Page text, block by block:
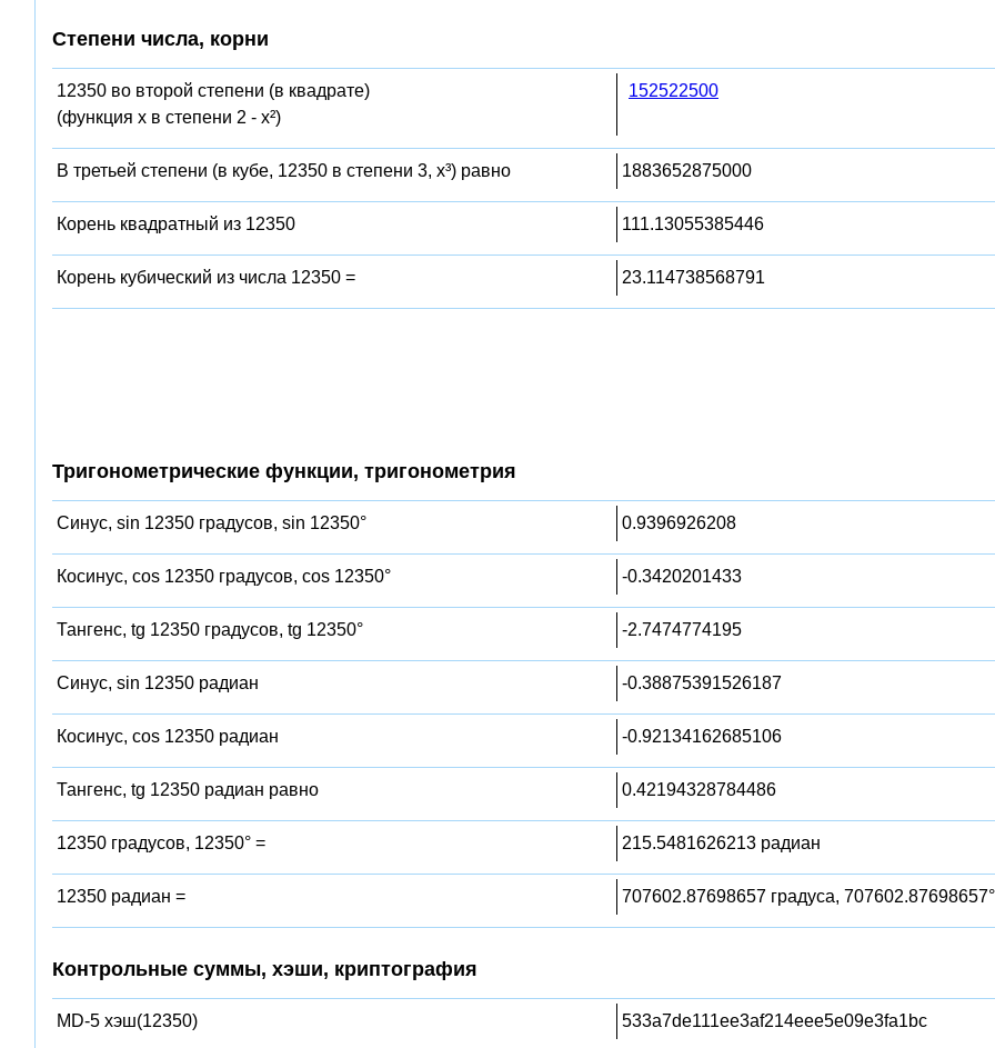
Степени числа, корни
12350 во второй степени (в квадрате)
(функция x в степени 2 - x²)
152522500
В третьей степени (в кубе, 12350 в степени 3, x³) равно 1883652875000
Корень квадратный из 12350 111.13055385446
Корень кубический из числа 12350 = 23.114738568791
Тригонометрические функции, тригонометрия
Синус, sin 12350 градусов, sin 12350° 0.9396926208
Косинус, cos 12350 градусов, cos 12350° -0.3420201433
Тангенс, tg 12350 градусов, tg 12350° -2.7474774195
Синус, sin 12350 радиан -0.38875391526187
Косинус, cos 12350 радиан -0.92134162685106
Тангенс, tg 12350 радиан равно 0.42194328784486
12350 градусов, 12350° = 215.5481626213 радиан
12350 радиан = 707602.87698657 градуса, 707602.87698657°
Контрольные суммы, хэши, криптография
MD-5 хэш(12350) 533a7de111ee3af214eee5e09e3fa1bc